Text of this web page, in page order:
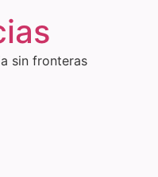
sin fronteras